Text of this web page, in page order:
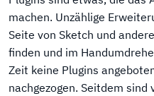
machen. Unzählige
Seite von Sketch und
finden und im
Zeit keine Plugins
nachgezogen. Seitdem sind